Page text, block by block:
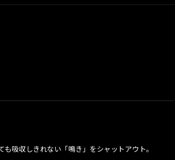
吸収しきれない「鳴き」をシャットアウト。